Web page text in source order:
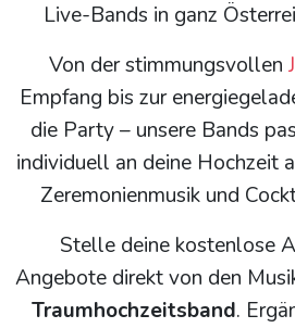
Live-Bands in ganz
Von der stimmungsvollen
Empfang bis zur
die Party – unsere Bands
individuell an deine Hochzeit
Zeremonienmusik und
Stelle deine kostenlose
Angebote direkt von den
Traumhochzeitsband.